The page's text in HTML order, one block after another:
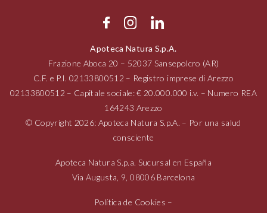
Apoteca Natura S.p.A.
Frazione Aboca 20 – 52037 Sansepolcro (AR)
C.F. e P.I.02133800512 – Registro imprese di Arezzo
02133800512 – Capitale sociale: € 20.000.000 i.v. – Numero REA
164243 Arezzo
© Copyright 2026: Apoteca Natura S.p.A. – Por una salud
consciente
Apoteca Natura S.p.a. Sucursal en España
Via Augusta, 9, 08006Barcelona
Política de Cookies –